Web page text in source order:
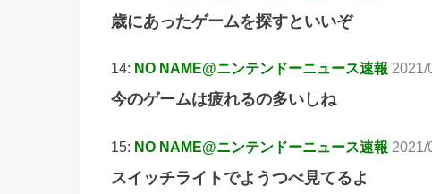
歳にあったゲームを探すといいぞ
14: NO NAME@ニンテンドーニュース速報 2021/
今のゲームは疲れるの多いしね
15: NO NAME@ニンテンドーニュース速報 2021/
スイッチライトでようつべ見てるよ